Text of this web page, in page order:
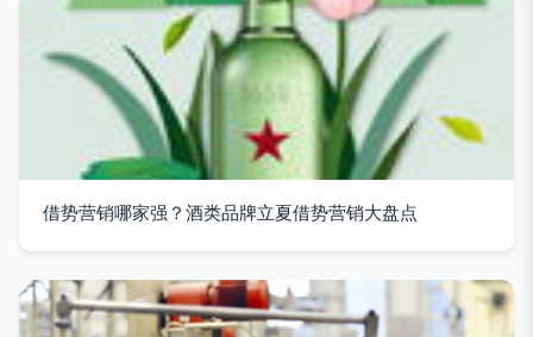
借势营销哪家强？酒类品牌立夏借势营销大盘点